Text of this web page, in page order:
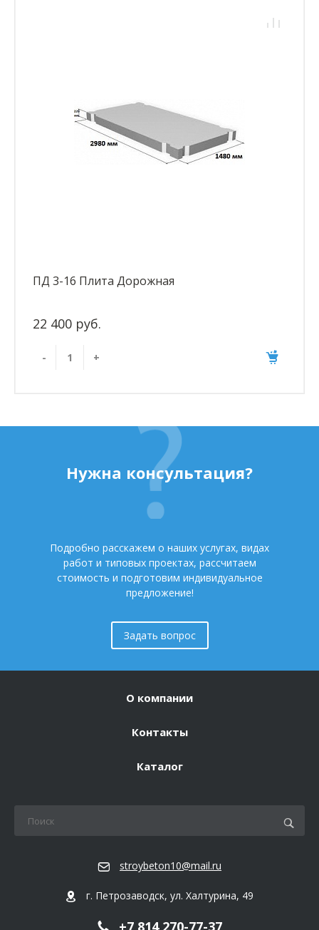
ПД 3-16 Плита Дорожная
22 400 руб.
- +
Нужна консультация?
Подробно расскажем о наших услугах, видах
работ и типовых проектах, рассчитаем
стоимость и подготовим индивидуальное
предложение!
Задать вопрос
О компании
Контакты
Каталог
stroybeton10@mail.ru
г. Петрозаводск, ул. Халтурина, 49
+7 814 270-77-37